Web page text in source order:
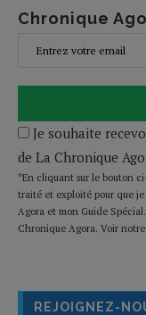
Chronique
Je souhaite
de La Chronique
*En cliquant sur le bouton
traité et exploité pour que
Agora et mon Guide
Chronique Agora. Voir notre
REJOIGNEZ-